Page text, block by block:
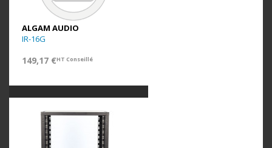
ALGAM AUDIO
IR-16G
149,17 €HT Conseillé